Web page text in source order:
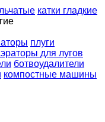
катки гладкие
плуги
для лугов
ботвоудалители
компостные машины